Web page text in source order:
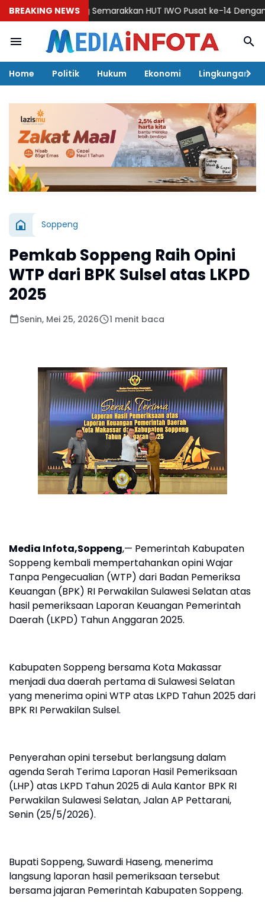
BREAKING NEWS
Soppeng Semarakkan HUT IWO Pusat ke-14 Dengan
Home Politik Hukum Ekonomi Lingkungan
Soppeng
Pemkab Soppeng Raih Opini
WTP dari BPK Sulsel atas LKPD
2025
Senin, Mei 25, 2026 1 menit baca
Media Infota,Soppeng,— Pemerintah Kabupaten
Soppeng kembali mempertahankan opini Wajar
Tanpa Pengecualian (WTP) dari Badan Pemeriksa
Keuangan (BPK) RI Perwakilan Sulawesi Selatan atas
hasil pemeriksaan Laporan Keuangan Pemerintah
Daerah (LKPD) Tahun Anggaran 2025.
Kabupaten Soppeng bersama Kota Makassar
menjadi dua daerah pertama di Sulawesi Selatan
yang menerima opini WTP atas LKPD Tahun 2025 dari
BPK RI Perwakilan Sulsel.
Penyerahan opini tersebut berlangsung dalam
agenda Serah Terima Laporan Hasil Pemeriksaan
(LHP) atas LKPD Tahun 2025 di Aula Kantor BPK RI
Perwakilan Sulawesi Selatan, Jalan AP Pettarani,
Senin (25/5/2026).
Bupati Soppeng, Suwardi Haseng, menerima
langsung laporan hasil pemeriksaan tersebut
bersama jajaran Pemerintah Kabupaten Soppeng.